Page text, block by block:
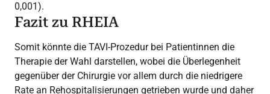
0,001).
Fazit zu RHEIA
Somit könnte die TAVI-Prozedur bei Patientinnen die
Therapie der Wahl darstellen, wobei die Überlegenheit
gegenüber der Chirurgie vor allem durch die niedrigere
Rate an Rehospitalisierungen getrieben wurde und daher